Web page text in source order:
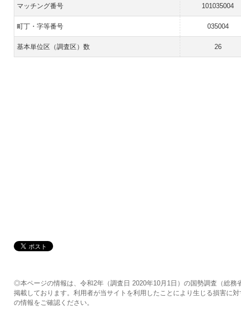
マッチング番号 101035004
町丁・字等番号 035004
基本単位区（調査区）数 26
◎本ページの情報は、令和2年（調査日 2020年10月1日）の国勢調査（総
掲載しております。利用者が当サイトを利用したことにより生じる損害に
の情報をご確認ください。